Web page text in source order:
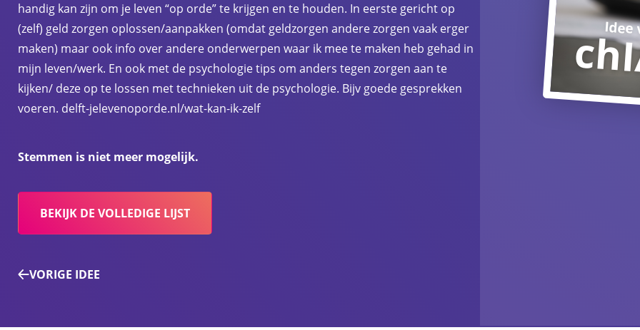
handig kan zijn om je leven “op orde” te krijgen en te houden. In eerste gericht op
(zelf) geld zorgen oplossen/aanpakken (omdat geldzorgen andere zorgen vaak erger
maken) maar ook info over andere onderwerpen waar ik mee te maken heb gehad in
mijn leven/werk. En ook met de psychologie tips om anders tegen zorgen aan te
kijken/ deze op te lossen met technieken uit de psychologie. Bijv goede gesprekken
voeren. delft-jelevenoporde.nl/wat-kan-ik-zelf
Stemmen is niet meer mogelijk.
BEKIJK DE VOLLEDIGE LIJST
Idee
VORIGE IDEE